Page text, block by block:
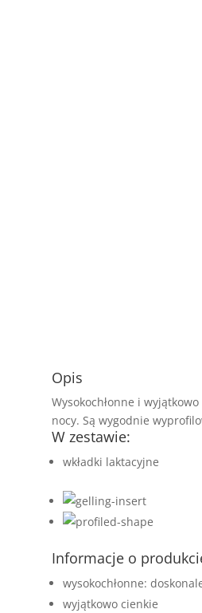
Opis
Wysokochłonne i
nocy. Są wygodnie
W zestawie:
wkładki laktacyjne
Informacje o
wysokochłonne:
wyjątkowo cienkie